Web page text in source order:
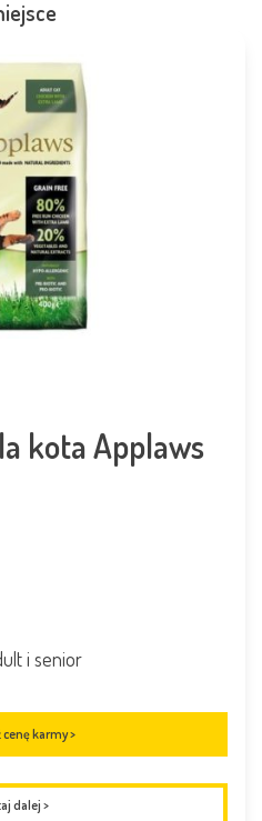
kota Applaws
i senior
karmy >
dalej >